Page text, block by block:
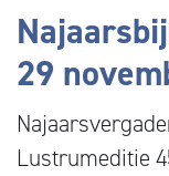
29
Lustrumeditie